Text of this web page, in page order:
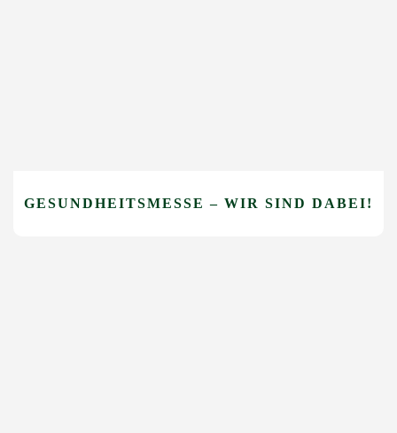
GESUNDHEITSMESSE – WIR SIND DABEI!